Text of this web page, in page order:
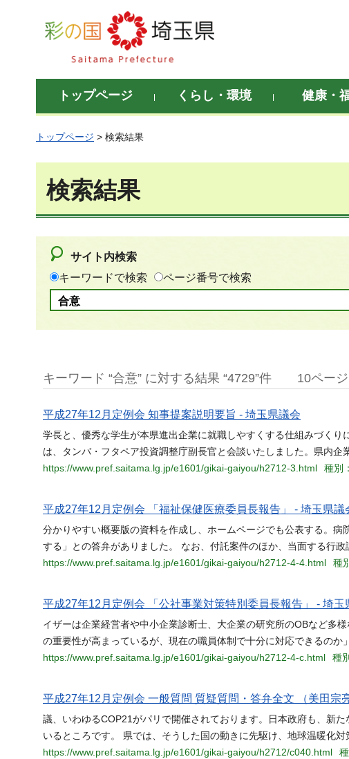
彩の国 埼玉県
トップページ くらし・環境 健康・
トップページ > 検索結果
検索結果
サイト内検索
キーワードで検索
ページ番号で検索
キーワード “合意” に対する結果 “4729”件 10ペー
平成27年12月定例会 知事提案説明要旨 - 埼玉県議会
学長と、優秀な学生が本県進出企業に就職しやすくする仕組みづく
は、タンバ・フタペア投資調整庁副長官と会談いたしました。県内企
https://www.pref.saitama.lg.jp/e1601/gikai-gaiyou/h2712-3.html
種別
平成27年12月定例会 「福祉保健医療委員長報告」 - 埼玉県議
分かりやすい概要版の資料を作成し、ホームページでも公表する。
する」との答弁がありました。 なお、付託案件のほか、当面する行政
https://www.pref.saitama.lg.jp/e1601/gikai-gaiyou/h2712-4-4.html
種
平成27年12月定例会 「公社事業対策特別委員長報告」 - 埼玉
イザーは企業経営者や中小企業診断士、大企業の研究所のOBなど多
の重要性が高まっているが、現在の職員体制で十分に対応できるのか
https://www.pref.saitama.lg.jp/e1601/gikai-gaiyou/h2712-4-c.html
種
平成27年12月定例会 一般質問 質疑質問・答弁全文 （美田宗
議、いわゆるCOP21がパリで開催されております。日本政府も、新
いるところです。 県では、そうした国の動きに先駆け、地球温暖化対
https://www.pref.saitama.lg.jp/e1601/gikai-gaiyou/h2712/c040.html